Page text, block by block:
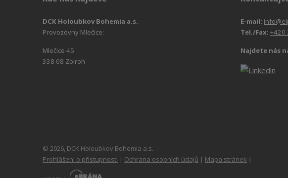
DCK Holoubkov Bohemia a.s.
Provozovny Mlečice:
Mlečice 45
338 08 Zbiroh
E-mail:
Tel./Fax:+420
Najdete nás
© 2026, DCK Holoubkov Bohemia a.s.
Prohlášení o přístupnosti | Ochrana osobních údajů | Mapa stránek |